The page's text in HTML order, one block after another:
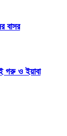
বাসর
গরু ও ইয়াবা